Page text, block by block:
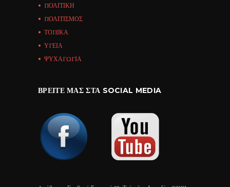
ΠΟΛΙΤΙΚΗ
ΠΟΛΙΤΙΣΜΟΣ
ΤΟΠΙΚΑ
ΥΓΕΙΑ
ΨΥΧΑΓΩΓΙΑ
ΒΡΕΊΤΕ ΜΑΣ ΣΤΑ SOCIAL MEDIA